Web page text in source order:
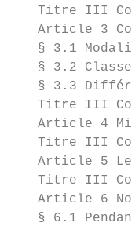
Titre III
Article 3
§ 3.1
§ 3.2
§ 3.3
Titre III
Article 4
Titre III
Article 5
Titre III
Article 6
§ 6.1